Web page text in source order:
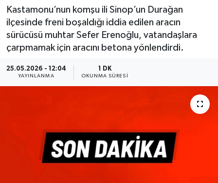
Kastamonu’nun komşu ili Sinop’un Durağan
ilçesinde freni boşaldığı iddia edilen aracın
sürücüsü muhtar Sefer Erenoğlu, vatandaşlara
çarpmamak için aracını betona yönlendirdi.
25.05.2026 - 12:04
YAYINLANMA
1 DK
OKUNMA SÜRESI
Azdavay Haberleri
Bozkurt Haberleri
Cide Haberleri
Devrekani Haberleri
Doğanyurt Haberleri